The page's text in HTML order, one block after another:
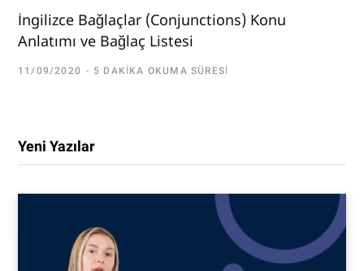
İngilizce Bağlaçlar (Conjunctions) Konu
Anlatımı ve Bağlaç Listesi
11/09/2020 5 DAKIKA OKUMA SÜRESI
Yeni Yazılar